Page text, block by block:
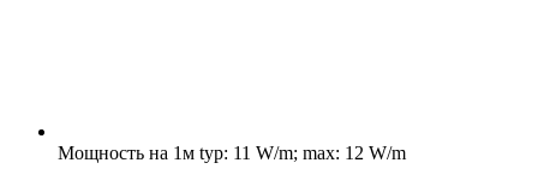
Мощность на 1м typ: 11 W/m; max: 12 W/m